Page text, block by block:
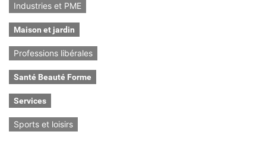
Industries et PME
Maison et jardin
Professions libérales
Santé Beauté Forme
Services
Sports et loisirs